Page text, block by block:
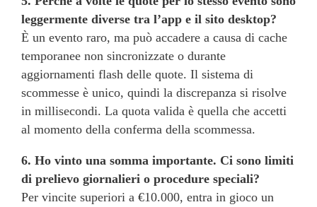
leggermente diverse tra l’app e il sito desktop?
È un evento raro, ma può accadere a causa di cache
temporanee non sincronizzate o durante
aggiornamenti flash delle quote. Il sistema di
scommesse è unico, quindi la discrepanza si risolve
in millisecondi. La quota valida è quella che accetti
al momento della conferma della scommessa.
6. Ho vinto una somma importante. Ci sono limiti
di prelievo giornalieri o procedure speciali?
Per vincite superiori a €10.000, entra in gioco un